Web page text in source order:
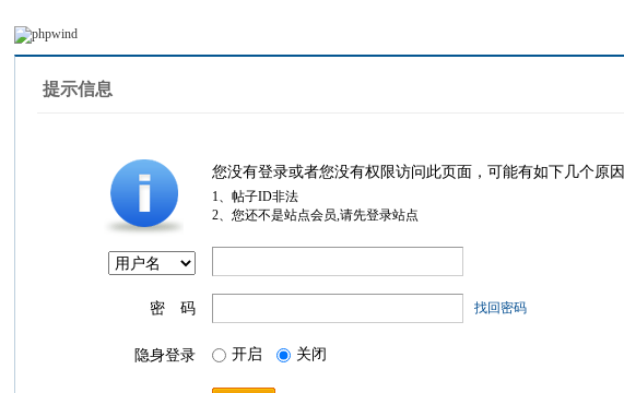
提示信息
您没有登录或者您没有权限访问此页面，可能有如下几个原因
1、帖子ID非法
2、您还不是站点会员,请先登录站点
密 码 找回密码
隐身登录 开启 关闭